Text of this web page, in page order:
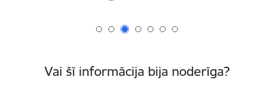
Vai šī informācija bija noderīga?